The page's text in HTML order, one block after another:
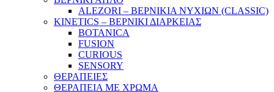
ALEZORI – ΒΕΡΝΙΚΙΑ ΝΥΧΙΩΝ (CLASSIC)
KINETICS – ΒΕΡΝΙΚΙ ΔΙΑΡΚΕΙΑΣ
BOTANICA
FUSION
CURIOUS
SENSORY
ΘΕΡΑΠΕΙΕΣ
ΘΕΡΑΠΕΙΑ ΜΕ ΧΡΩΜΑ